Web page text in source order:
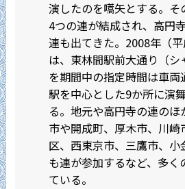
演したのを嚆矢とする。そ
4つの連が結成され、高円
連も出てきた。2008年（
は、東林間駅前大通り（シ
を期間中の指定時間は車両
駅を中心とした9か所に演
る。地元や高円寺の連のほ
市や開成町、厚木市、川崎
区、西東京市、三鷹市、小
も連が参加するなど、多く
ている。